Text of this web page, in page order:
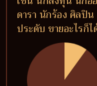
ดารา นักร้อง ศิลปิน
ประดับ ขายอะไรก็